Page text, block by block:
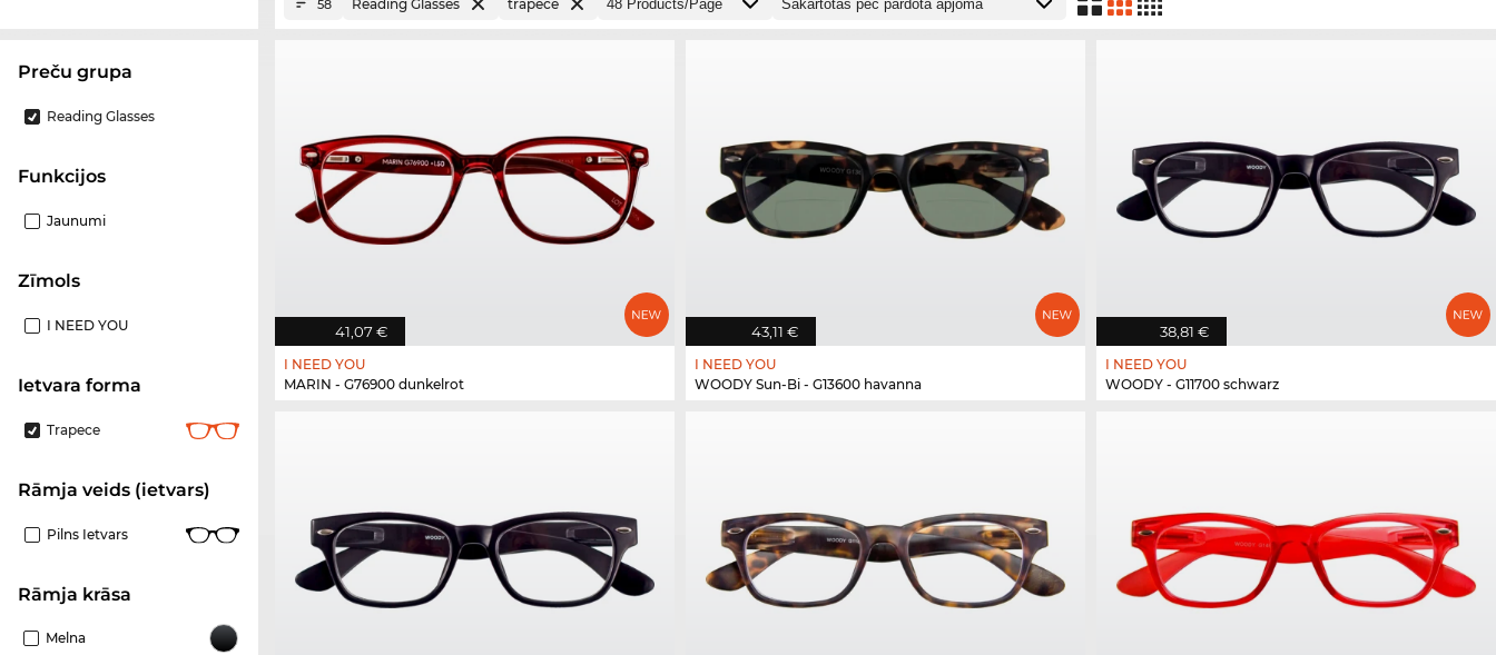
Preču grupa
Reading Glasses
funkcijos
Jaunumi
Zīmols
I NEED YOU
Ietvara forma
Trapece
Rāmja veids (ietvars)
Pilns Ietvars
Rāmja krāsa
Melna
58 Reading Glasses trapece
41,07 €
I NEED YOU
MARIN - G76900 dunkelrot
43,11 €
I NEED YOU
WOODY Sun-Bi - G13600 havanna
38,81 €
I NEED YOU
WOODY - G11700 schwarz